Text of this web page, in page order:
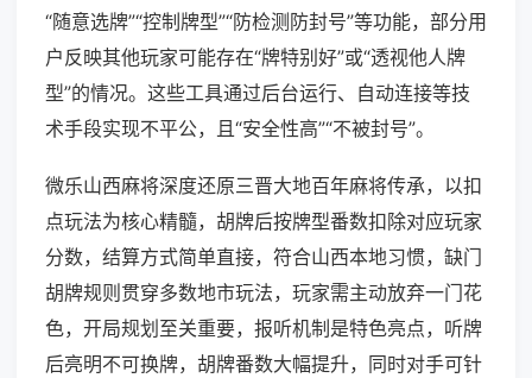
“随意选牌”“控制牌型”“防检测防封号”等功能，部分用
户反映其他玩家可能存在“牌特别好”或“透视他人牌
型”的情况。这些工具通过后台运行、自动连接等技
术手段实现不平公，且“安全性高”“不被封号”。
微乐山西麻将深度还原三晋大地百年麻将传承，以扣
点玩法为核心精髓，胡牌后按牌型番数扣除对应玩家
分数，结算方式简单直接，符合山西本地习惯，缺门
胡牌规则贯穿多数地市玩法，玩家需主动放弃一门花
色，开局规划至关重要，报听机制是特色亮点，听牌
后亮明不可换牌，胡牌番数大幅提升，同时对手可针